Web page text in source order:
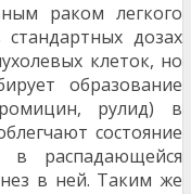
раком легкого
дозах
клеток, но
образование
рулид) в
состояние
в распадающейся
в ней. Таким же